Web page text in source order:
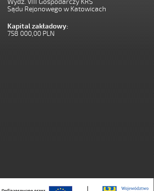
Wydz. VIII Gospodarczy KRS
Sądu Rejonowego w Katowicach
Kapital zakładowy:
758 000,00 PLN